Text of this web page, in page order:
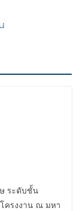
ระดับชั้น
ครงงาน ณ มหา